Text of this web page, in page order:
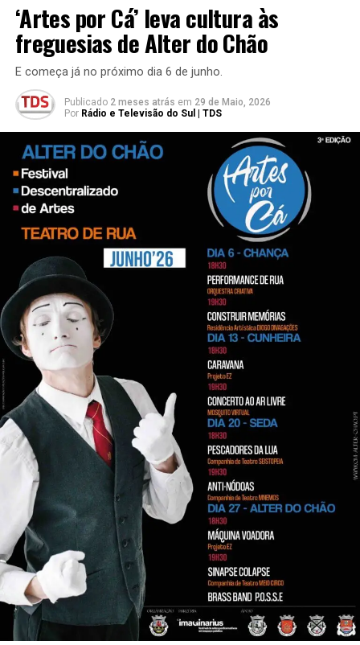
‘Artes por Cá’ leva cultura às
freguesias de Alter do Chão
E começa já no próximo dia 6 de junho.
Publicado 2 meses atrás em 29 de Maio, 2026
Por Rádio e Televisão do Sul | TDS